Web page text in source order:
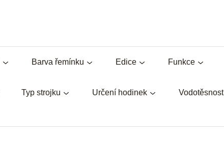
Barva řemínku Edice Funkce
Typ strojku Určení hodinek Vodotěsnost